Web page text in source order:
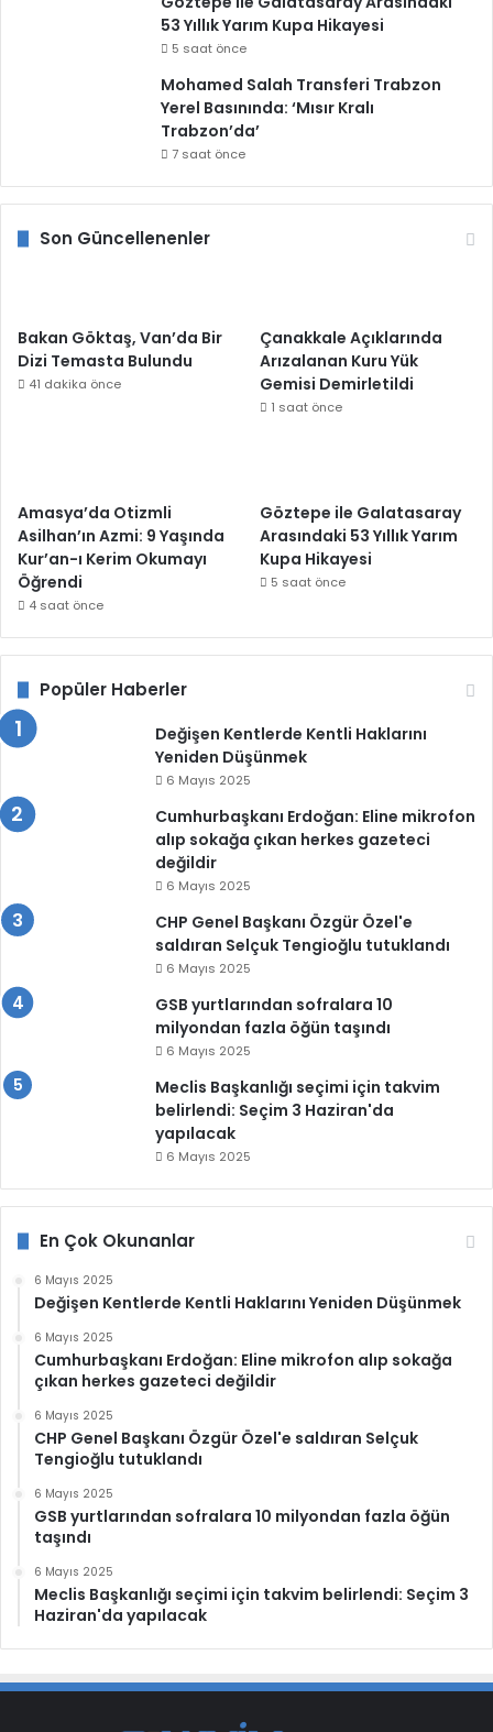
53 Yıllık Yarım Kupa Hikayesi
5 saat önce
Mohamed Salah Transferi Trabzon
Yerel Basınında: ‘Mısır Kralı
Trabzon’da’
7 saat önce
Son Güncellenenler
Bakan Göktaş, Van’da Bir
Dizi Temasta Bulundu
41 dakika önce
Çanakkale Açıklarında
Arızalanan Kuru Yük
Gemisi Demirletildi
1 saat önce
Amasya’da Otizmli
Asilhan’ın Azmi: 9 Yaşında
Kur’an-ı Kerim Okumayı
Öğrendi
4 saat önce
Göztepe ile Galatasaray
Arasındaki 53 Yıllık Yarım
Kupa Hikayesi
5 saat önce
Popüler Haberler
Değişen Kentlerde Kentli Haklarını
Yeniden Düşünmek
6 Mayıs 2025
Cumhurbaşkanı Erdoğan: Eline mikrofon
alıp sokağa çıkan herkes gazeteci
değildir
6 Mayıs 2025
CHP Genel Başkanı Özgür Özel'e
saldıran Selçuk Tengioğlu tutuklandı
6 Mayıs 2025
GSB yurtlarından sofralara 10
milyondan fazla öğün taşındı
6 Mayıs 2025
Meclis Başkanlığı seçimi için takvim
belirlendi: Seçim 3 Haziran'da
yapılacak
6 Mayıs 2025
En Çok Okunanlar
6 Mayıs 2025
Değişen Kentlerde Kentli Haklarını Yeniden Düşünmek
6 Mayıs 2025
Cumhurbaşkanı Erdoğan: Eline mikrofon alıp sokağa
çıkan herkes gazeteci değildir
6 Mayıs 2025
CHP Genel Başkanı Özgür Özel'e saldıran Selçuk
Tengioğlu tutuklandı
6 Mayıs 2025
GSB yurtlarından sofralara 10 milyondan fazla öğün
taşındı
6 Mayıs 2025
Meclis Başkanlığı seçimi için takvim belirlendi: Seçim 3
Haziran'da yapılacak